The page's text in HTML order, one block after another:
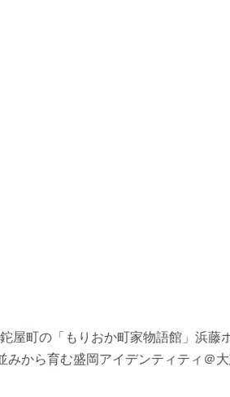
屋町の「もりおか町家物語館」浜藤
みから育む盛岡アイデンティティ＠